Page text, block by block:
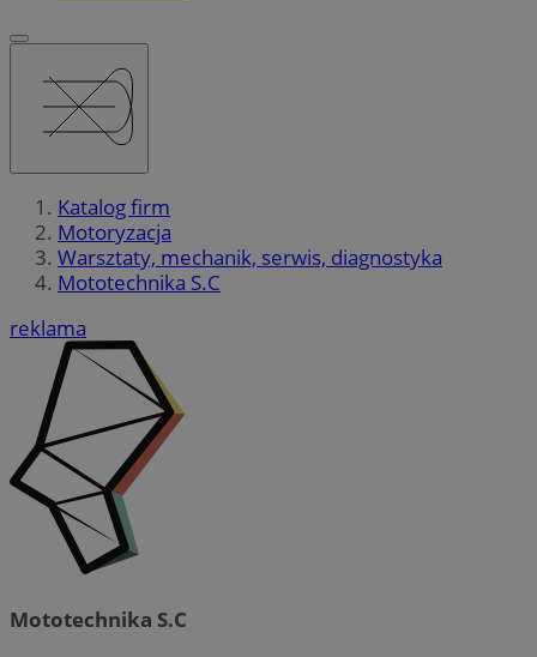
Katalog firm
Motoryzacja
Warsztaty, mechanik, serwis, diagnostyka
Mototechnika S.C
reklama
Mototechnika S.C